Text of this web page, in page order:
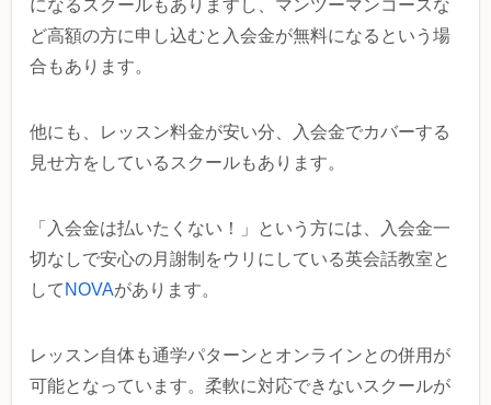
になるスクールもありますし、マンツーマンコースな
ど高額の方に申し込むと入会金が無料になるという場
合もあります。
他にも、レッスン料金が安い分、入会金でカバーする
見せ方をしているスクールもあります。
「入会金は払いたくない！」という方には、入会金一
切なしで安心の月謝制をウリにしている英会話教室と
して NOVAがあります。
レッスン自体も通学パターンとオンラインとの併用が
可能となっています。柔軟に対応できないスクールが